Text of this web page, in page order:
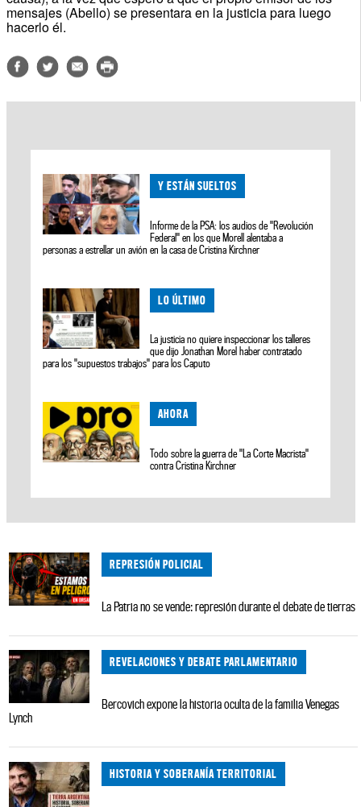
mensajes (Abello) se presentara en la justicia para luego
hacerlo él.
Y ESTÁN SUELTOS
Informe de la PSA: los audios de "Revolución
Federal" en los que Morell alentaba a
personas a estrellar un avión en la casa de Cristina Kirchner
LO ÚLTIMO
La justicia no quiere inspeccionar los talleres
que dijo Jonathan Morel haber contratado
para los "supuestos trabajos" para los Caputo
AHORA
Todo sobre la guerra de "La Corte Macrista"
contra Cristina Kirchner
REPRESIÓN POLICIAL
La Patria no se vende: represión durante el debate de tierras
REVELACIONES Y DEBATE PARLAMENTARIO
Bercovich expone la historia oculta de la familia Venegas
Lynch
HISTORIA Y SOBERANÍA TERRITORIAL